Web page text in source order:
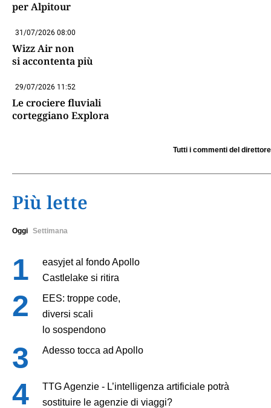
per Alpitour
31/07/2026 08:00
Wizz Air non
si accontenta più
29/07/2026 11:52
Le crociere fluviali
corteggiano Explora
Tutti i commenti del direttore
Più lette
Oggi Settimana
easyjet al fondo Apollo
Castlelake si ritira
EES: troppe code,
diversi scali
lo sospendono
Adesso tocca ad Apollo
TTG Agenzie - L’intelligenza artificiale potrà
sostituire le agenzie di viaggi?